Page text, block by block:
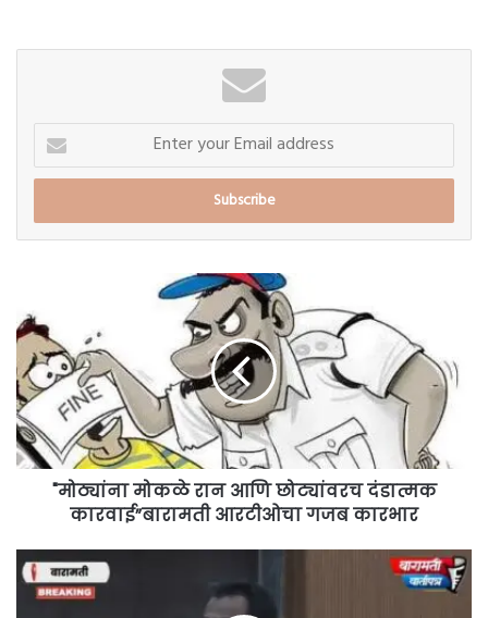
Enter
your
Email
रान
आणि
छोट्यांवरच
दंडात्मक
कारवाई”बारामती
आरटीओचा
गजब
"मोठ्यांना मोकळे रान आणि छोट्यांवरच दंडात्मक
कारवाई”बारामती आरटीओचा गजब कारभार
भाडेकरू
नोंदीचा
वाद;बारामतीत